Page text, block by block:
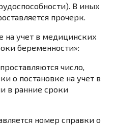
В иных
прочерк.
на учет в медицинских
беременности»:
число,
о постановке на учет в
в ранние сроки
номер справки о